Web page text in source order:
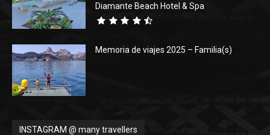
Diamante Beach Hotel & Spa
Memoria de viajes 2025 – Familia(s)
INSTAGRAM @ many travellers